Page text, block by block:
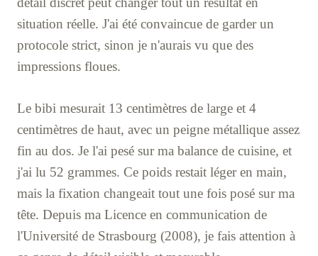
situation réelle. J'ai été convaincue de garder un
protocole strict, sinon je n'aurais vu que des
impressions floues.
Le bibi mesurait 13 centimètres de large et 4
centimètres de haut, avec un peigne métallique assez
fin au dos. Je l'ai pesé sur ma balance de cuisine, et
j'ai lu 52 grammes. Ce poids restait léger en main,
mais la fixation changeait tout une fois posé sur ma
tête. Depuis ma Licence en communication de
l'Université de Strasbourg (2008), je fais attention à